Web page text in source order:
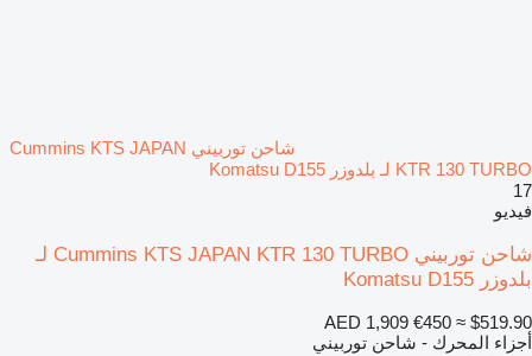
شاحن توربيني Cummins KTS JAPAN
KTR 130 TURBO لـ بلدوزر Komatsu D155
17
فيديو
شاحن توربيني Cummins KTS JAPAN KTR 130 TURBO لـ
بلدوزر Komatsu D155
AED 1,909 €450 ≈ $519.90
أجزاء المحرك - شاحن توربيني